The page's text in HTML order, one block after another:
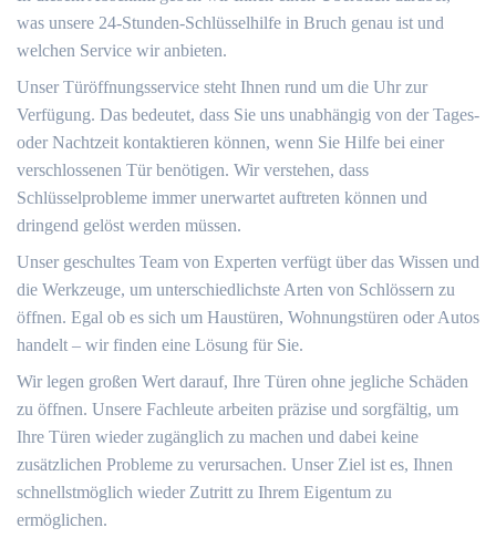
was unsere 24-Stunden-Schlüsselhilfe in Bruch genau ist und
welchen Service wir anbieten.
Unser Türöffnungsservice steht Ihnen rund um die Uhr zur
Verfügung.​ Das bedeutet, dass Sie uns unabhängig von der Tages-
oder Nachtzeit kontaktieren können, wenn Sie Hilfe bei einer
verschlossenen Tür benötigen.​ Wir verstehen, dass
Schlüsselprobleme immer unerwartet auftreten können und
dringend gelöst werden müssen.​
Unser geschultes Team von Experten verfügt über das Wissen und
die Werkzeuge, um unterschiedlichste Arten von Schlössern zu
öffnen. Egal ob es sich um Haustüren, Wohnungstüren oder Autos
handelt ‒ wir finden eine Lösung für Sie.​
Wir legen großen Wert darauf, Ihre Türen ohne jegliche Schäden
zu öffnen.​ Unsere Fachleute arbeiten präzise und sorgfältig, um
Ihre Türen wieder zugänglich zu machen und dabei keine
zusätzlichen Probleme zu verursachen.​ Unser Ziel ist es, Ihnen
schnellstmöglich wieder Zutritt zu Ihrem Eigentum zu
ermöglichen.​